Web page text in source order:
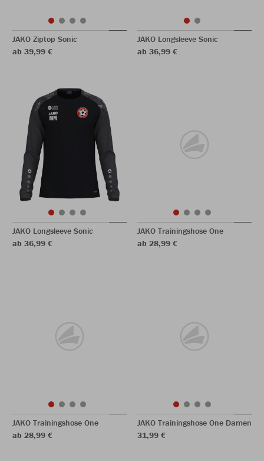
JAKO Ziptop Sonic
ab 39,99 €
JAKO Longsleeve Sonic
ab 36,99 €
JAKO Longsleeve Sonic
ab 36,99 €
JAKO Trainingshose One
ab 28,99 €
JAKO Trainingshose One
ab 28,99 €
JAKO Trainingshose One Damen
31,99 €